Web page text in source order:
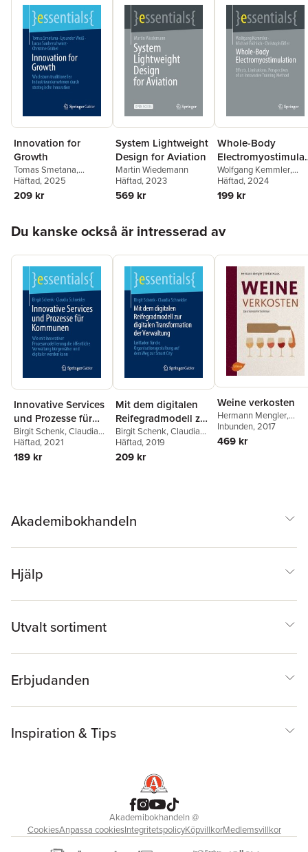
Innovation for
Growth
Tomas Smetana,
Lysander Weiß
Sauberschwarz
Christine Grübel
Häftad, 2025
209 kr
System Lightweight
Design for Aviation
Martin Wiedemann
Häftad, 2023
569 kr
Whole-Body
on
Wolfgang Kemmler,
Michael Fröhlich
Christoph Eifler
Häftad, 2024
199 kr
Du kanske också är intresserad av
Innovative Services
und Prozesse für
Kommunen
Birgit Schenk,Claudia
Schneider
Häftad, 2021
189 kr
Mit dem digitalen
Reifegradmodell zur
digitalen
Transformation der
Verwaltung
Birgit Schenk,Claudia
Schneider
Häftad, 2019
209 kr
Weine verkosten
Hermann Mengler,
Stefan Kraus
Inbunden, 2017
469 kr
Akademibokhandeln
Hjälp
Utvalt sortiment
Erbjudanden
Inspiration & Tips
Akademibokhandeln@
CookiesAnpassa cookiesIntegritetspolicyKöpvillkorMedlemsvillkor